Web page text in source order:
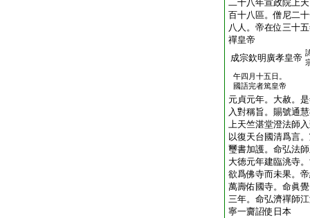
二十八年宣政院上
百十八區。僧尼二
八人。帝在位三十
禪皇帝
成宗欽明廣孝皇帝
午四月十五日。
國語完者篤皇帝
元貞元年。大赦。
入對稱旨。賜號通
上天竺湛堂澄法師
以復天台國清爲言
璽書加護。命弘法
大徳元年建臨洮寺
欲爲佛寺而未果。
萬壽佑國寺。命眞
三年。命弘濟禪師
寧一齎詔使日本